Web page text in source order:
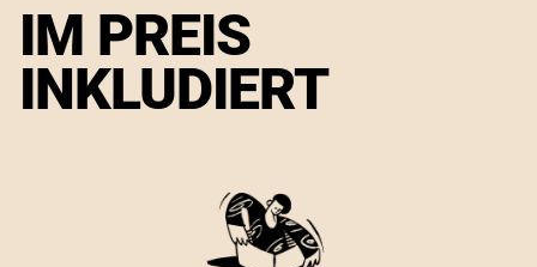
IM PREIS
INKLUDIERT